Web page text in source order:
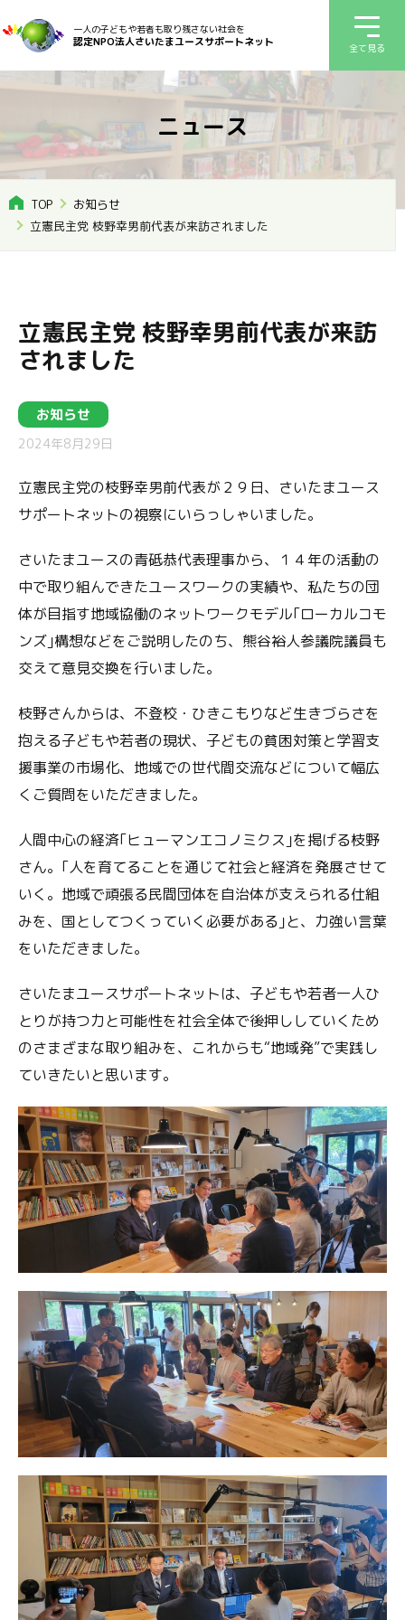
一人の子どもや若者も取り残さない社会を
認定NPO法人さいたまユースサポートネット 全て見る
ニュース
TOP
お知らせ
立憲民主党 枝野幸男前代表が来訪されました
立憲民主党 枝野幸男前代表が来訪
されました
お知らせ
2024年8月29日
立憲民主党の枝野幸男前代表が２９日、さいたまユース
サポートネットの視察にいらっしゃいました。
さいたまユースの青砥恭代表理事から、１４年の活動の
中で取り組んできたユースワークの実績や、私たちの団
体が目指す地域協働のネットワークモデル｢ローカルコモ
ンズ｣構想などをご説明したのち、熊谷裕人参議院議員も
交えて意見交換を行いました。
枝野さんからは、不登校・ひきこもりなど生きづらさを
抱える子どもや若者の現状、子どもの貧困対策と学習支
援事業の市場化、地域での世代間交流などについて幅広
くご質問をいただきました。
人間中心の経済｢ヒューマンエコノミクス｣を掲げる枝野
さん。｢人を育てることを通じて社会と経済を発展させて
いく。地域で頑張る民間団体を自治体が支えられる仕組
みを、国としてつくっていく必要がある｣と、力強い言葉
をいただきました。
さいたまユースサポートネットは、子どもや若者一人ひ
とりが持つ力と可能性を社会全体で後押ししていくため
のさまざまな取り組みを、これからも“地域発”で実践し
ていきたいと思います。